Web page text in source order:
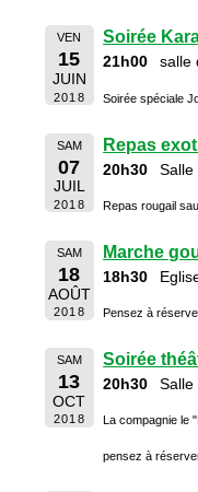
VEN
15
JUIN
2018
Soirée
21h00 salle
Soirée spéciale
SAM
07
JUIL
2018
Repas
20h30 Salle
Repas rougail
SAM
18
AOÛT
2018
Marche
18h30
Pensez à
SAM
13
OCT
2018
Soirée
20h30 Salle
La compagnie le
pensez à